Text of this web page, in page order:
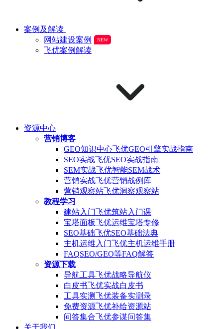
案例及解读
网站建设案例
NEW
飞优案例解读
资源中心
营销博客
GEO知识中心飞优GEO引擎实战指南
SEO实战飞优SEO实战指南
SEM实战飞优智能SEM战术
营销实战飞优营销战例库
营销观察站飞优洞察观察站
教程学习
建站入门飞优筑站入门课
宝塔面板飞优运维宝塔专修
SEO基础飞优SEO基础法典
主机运维入门飞优主机运维手册
FAQSEO/GEO等FAQ解答
资源下载
导航工具飞优战略导航仪
白皮书飞优实战白皮书
工具实测飞优装备实测录
免费资源飞优补给资源站
问答集合飞优参谋问答集
关于我们